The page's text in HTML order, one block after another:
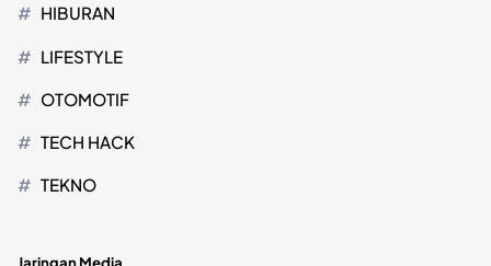
HIBURAN
LIFESTYLE
OTOMOTIF
TECH HACK
TEKNO
Jaringan Media